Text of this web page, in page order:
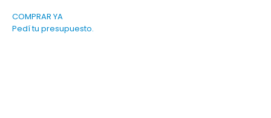
COMPRAR YA
Pedí tu presupuesto.